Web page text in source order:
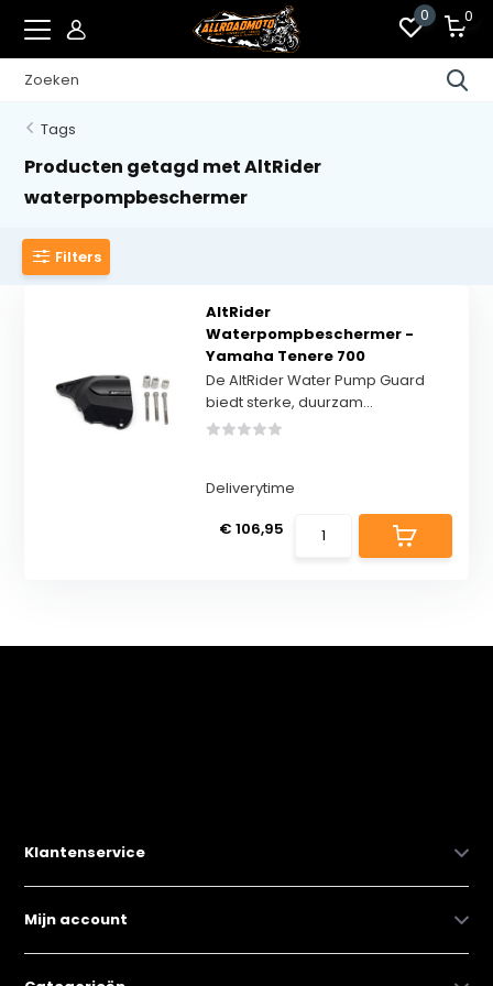
0 0
Tags
Producten getagd met AltRider
waterpompbeschermer
Filters
AltRider
Waterpompbeschermer -
Yamaha Tenere 700
De AltRider Water Pump Guard
biedt sterke, duurzam...
Deliverytime
€ 106,95
Klantenservice
Mijn account